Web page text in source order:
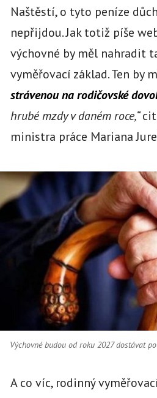
Naštěstí, o tyto peníze
nepřijdou. Jak totiž píše
výchovné by měl nahradit
vyměřovací základ. Ten by
strávenou na rodičovské
hrubé mzdy v daném roce,“
ministra práce Mariana
Výchovné budou od roku 2027 dostávat
A co víc, rodinný